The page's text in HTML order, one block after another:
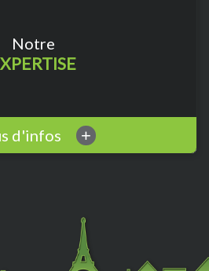
Notre
d'infos +